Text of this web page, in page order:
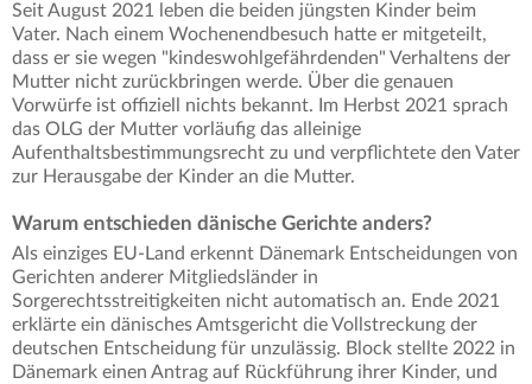
Seit August 2021 leben die beiden jüngsten Kinder beim
Vater. Nach einem Wochenendbesuch hatte er mitgeteilt,
dass er sie wegen "kindeswohlgefährdenden" Verhaltens der
Mutter nicht zurückbringen werde. Über die genauen
Vorwürfe ist offiziell nichts bekannt. Im Herbst 2021 sprach
das OLG der Mutter vorläufig das alleinige
Aufenthaltsbestimmungsrecht zu und verpflichtete den Vater
zur Herausgabe der Kinder an die Mutter.
Warum entschieden dänische Gerichte anders?
Als einziges EU-Land erkennt Dänemark Entscheidungen von
Gerichten anderer Mitgliedsländer in
Sorgerechtsstreitigkeiten nicht automatisch an. Ende 2021
erklärte ein dänisches Amtsgericht die Vollstreckung der
deutschen Entscheidung für unzulässig. Block stellte 2022 in
Dänemark einen Antrag auf Rückführung ihrer Kinder, und